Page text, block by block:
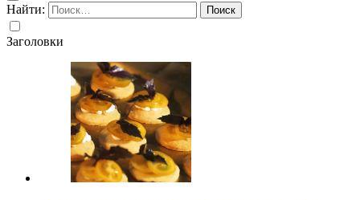
Найти:
Заголовки